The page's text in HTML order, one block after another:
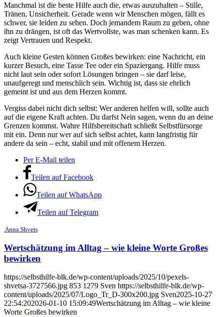
Manchmal ist die beste Hilfe auch die, etwas auszuhalten – Stille,
Tränen, Unsicherheit. Gerade wenn wir Menschen mögen, fällt es
schwer, sie leiden zu sehen. Doch jemandem Raum zu geben, ohne
ihn zu drängen, ist oft das Wertvollste, was man schenken kann. Es
zeigt Vertrauen und Respekt.
Auch kleine Gesten können Großes bewirken: eine Nachricht, ein
kurzer Besuch, eine Tasse Tee oder ein Spaziergang. Hilfe muss
nicht laut sein oder sofort Lösungen bringen – sie darf leise,
unaufgeregt und menschlich sein. Wichtig ist, dass sie ehrlich
gemeint ist und aus dem Herzen kommt.
Vergiss dabei nicht dich selbst: Wer anderen helfen will, sollte auch
auf die eigene Kraft achten. Du darfst Nein sagen, wenn du an deine
Grenzen kommst. Wahre Hilfsbereitschaft schließt Selbstfürsorge
mit ein. Denn nur wer auf sich selbst achtet, kann langfristig für
andere da sein – echt, stabil und mit offenem Herzen.
Per E-Mail teilen
Teilen auf Facebook
Teilen auf WhatsApp
Teilen auf Telegram
Anna Shvets
Wertschätzung im Alltag – wie kleine Worte Großes
bewirken
https://selbsthilfe-blk.de/wp-content/uploads/2025/10/pexels-
shvetsa-3727566.jpg 853 1279 Sven https://selbsthilfe-blk.de/wp-
content/uploads/2025/07/Logo_Tr_D-300x200.jpg Sven2025-10-27
22:54:202026-01-10 15:09:49Wertschätzung im Alltag – wie kleine
Worte Großes bewirken